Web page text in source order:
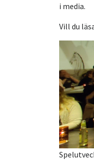
i media.
Vill du